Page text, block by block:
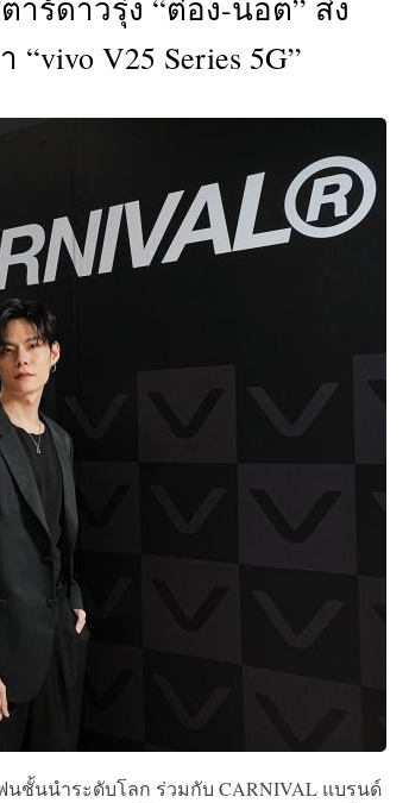
าร์ดาวรุ่ง “ต๋อง-น็อต” ส่ง
V25 Series 5G”
นชั้นนำระดับโลก ร่วมกับ CARNIVAL แบรนด์